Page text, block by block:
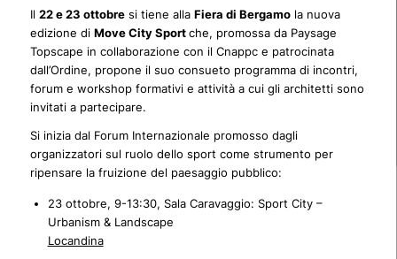
Il 22 e 23 ottobresi tiene alla Fiera di Bergamola nuova
edizione di Move City Sportche, promossa da Paysage
Topscape in collaborazione con il Cnappc e patrocinata
dall’Ordine, propone il suo consueto programma di incontri,
forum e workshop formativi e attività a cui gli architetti sono
invitati a partecipare.
Si inizia dal Forum Internazionale promosso dagli
organizzatori sul ruolo dello sport come strumento per
ripensare la fruizione del paesaggio pubblico:
23 ottobre, 9-13:30, Sala Caravaggio: Sport City –
Urbanism & Landscape
Locandina